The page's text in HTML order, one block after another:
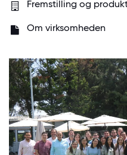
Fremstilling og
Om virksomheden